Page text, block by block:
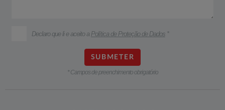
Declaro que li e aceito a Política de Proteção de Dados*
* Campos de preenchimento obrigatório